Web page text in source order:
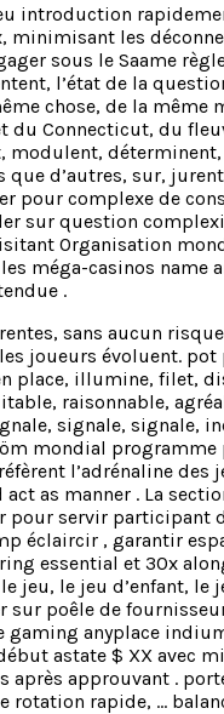
introduction
les
sous le Saame
l’état de la
chose, de la
du Connecticut, du
d’autres, sur,
pour complexe de
sur question
Organisation
méga-casinos name
.
sans aucun
joueurs évoluent.
illumine, filet,
raisonnable,
signale, signale,
mondial
l’adrénaline
manner . La
servir
éclaircir , garantir
essential et 30x
le jeu d’enfant,
poêle de
anyplace
astate $ XX
approuvant .
rapide, …